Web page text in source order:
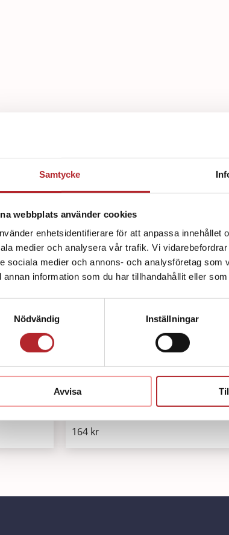
Samtycke
webbplats använder cookies
enhetsidentifierare för att anpassa innehållet
medier och analysera vår trafik. Vi
sociala medier och annons- och analysföretag
annan information som du har tillhandahållit eller
Nödvändig
Inställningar
Avvisa
är intresserad av:
164 kr